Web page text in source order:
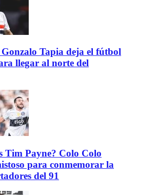
Tapia deja el fútbol
llegar al norte del
Tim Payne? Colo Colo
para conmemorar la
del 91